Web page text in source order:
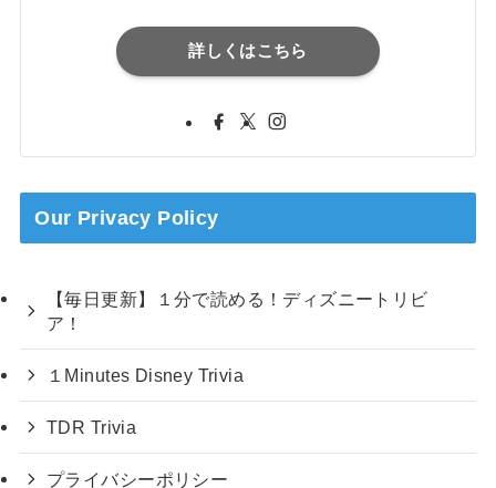
詳しくはこちら
Our Privacy Policy
【毎日更新】１分で読める！ディズニートリビ
ア！
１Minutes Disney Trivia
TDR Trivia
プライバシーポリシー